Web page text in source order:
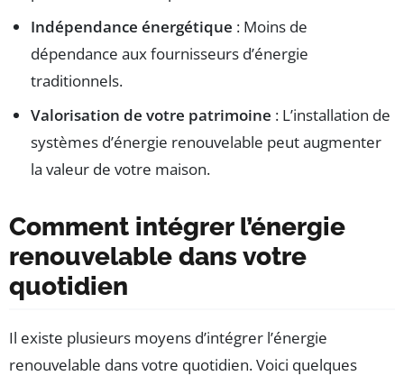
Indépendance énergétique : Moins de
dépendance aux fournisseurs d’énergie
traditionnels.
Valorisation de votre patrimoine : L’installation de
systèmes d’énergie renouvelable peut augmenter
la valeur de votre maison.
Comment intégrer l’énergie
renouvelable dans votre
quotidien
Il existe plusieurs moyens d’intégrer l’énergie
renouvelable dans votre quotidien. Voici quelques